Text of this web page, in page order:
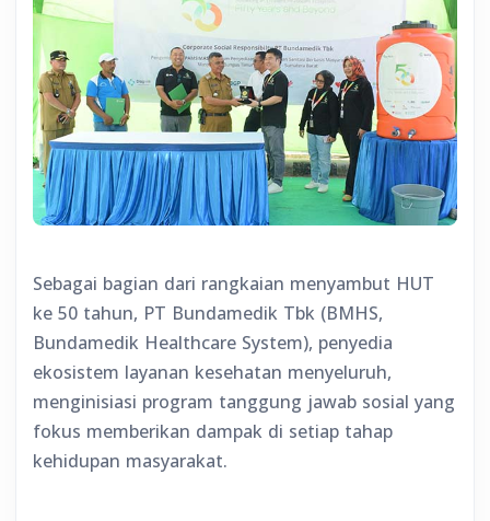
Sebagai bagian dari rangkaian menyambut HUT
ke 50 tahun, PT Bundamedik Tbk (BMHS,
Bundamedik Healthcare System), penyedia
ekosistem layanan kesehatan menyeluruh,
menginisiasi program tanggung jawab sosial yang
fokus memberikan dampak di setiap tahap
kehidupan masyarakat.